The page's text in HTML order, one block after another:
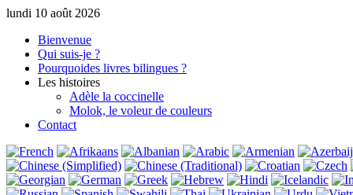
lundi 10 août 2026
Bienvenue
Qui suis-je ?
Pourquoides livres bilingues ?
Les histoires
Adèle la coccinelle
Molok, le voleur de couleurs
Contact